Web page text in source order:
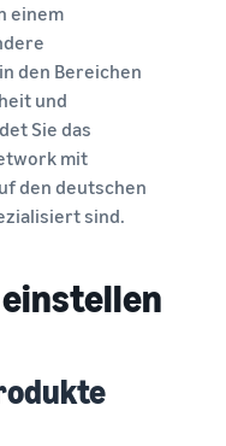
einem
den Bereichen
und
Sie das
mit
den deutschen
sind.